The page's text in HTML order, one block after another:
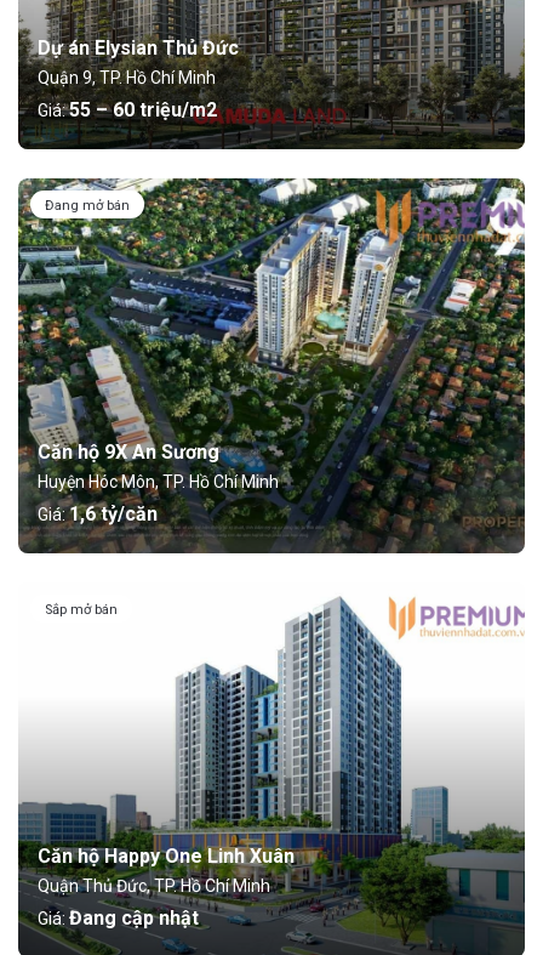
Dự án Elysian Thủ Đức
Quận 9, TP. Hồ Chí Minh
Giá:55 – 60 triệu/m2
Đang mở bán
Căn hộ 9X An Sương
Huyện Hóc Môn, TP. Hồ Chí Minh
Giá: 1,6 tỷ/căn
Sắp mở bán
Căn hộ Happy One Linh Xuân
Quận Thủ Đức, TP. Hồ Chí Minh
Giá: Đang cập nhật